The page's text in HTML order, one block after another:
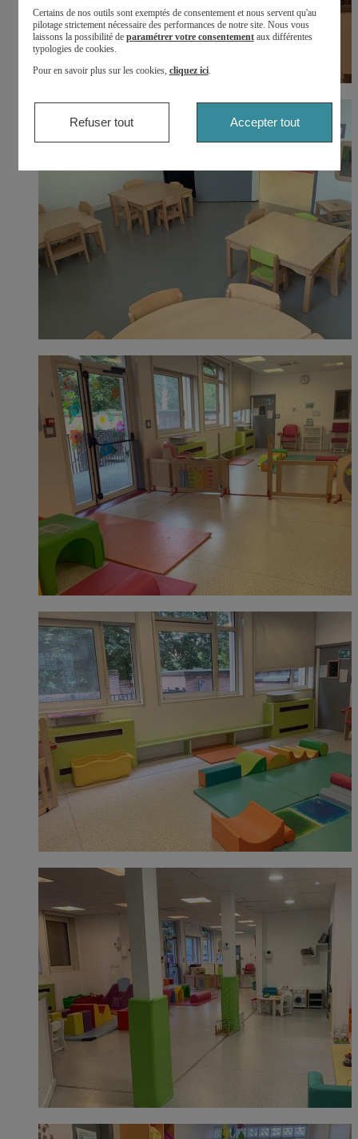
Certains de nos outils sont exemptés de consentement et nous servent qu'au
pilotage strictement nécessaire des performances de notre site. Nous vous
laissons la possibilité de paramétrer votre consentementaux différentes
typologies de cookies.
Pour en savoir plus sur les cookies, cliquez ici.
Refuser tout Accepter tout